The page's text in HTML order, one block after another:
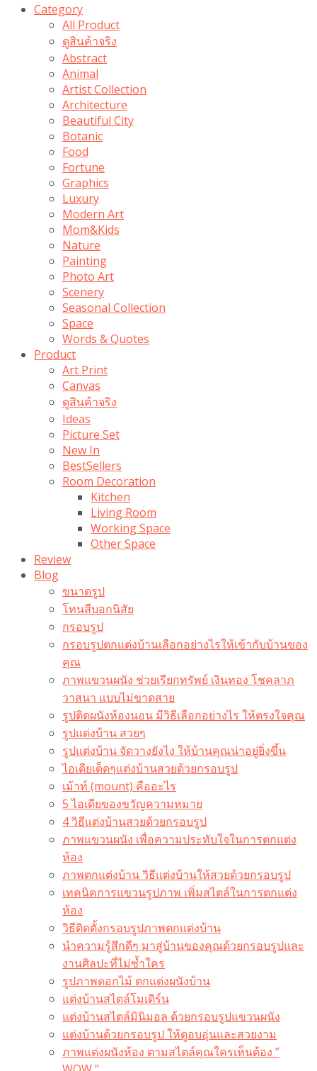
Category
All Product
ดูสินค้าจริง
Abstract
Animal
Artist Collection
Architecture
Beautiful City
Botanic
Food
Fortune
Graphics
Luxury
Modern Art
Mom&Kids
Nature
Painting
Photo Art
Scenery
Seasonal Collection
Space
Words & Quotes
Product
Art Print
Canvas
ดูสินค้าจริง
Ideas
Picture Set
New In
BestSellers
Room Decoration
Kitchen
Living Room
Working Space
Other Space
Review
Blog
ขนาดรูป
โทนสีบอกนิสัย
กรอบรูป
กรอบรูปตกแต่งบ้านเลือกอย่างไรให้เข้ากับบ้านของ
คุณ
ภาพแขวนผนัง ช่วยเรียกทรัพย์ เงินทอง โชคลาภ
วาสนา แบบไม่ขาดสาย
รูปติดผนังห้องนอน มีวิธีเลือกอย่างไร ให้ตรงใจคุณ
รูปแต่งบ้าน สวยๆ
รูปแต่งบ้าน จัดวางยังไง ให้บ้านคุณน่าอยู่ยิ่งขึ้น
ไอเดียเด็ดๆแต่งบ้านสวยด้วยกรอบรูป
เม้าท์ (mount) คืออะไร​
5 ไอเดียของขวัญความหมาย
4 วิธีแต่งบ้านสวยด้วยกรอบรูป
ภาพแขวนผนัง เพื่อความประทับใจในการตกแต่ง
ห้อง
ภาพตกแต่งบ้าน วิธีแต่งบ้านให้สวยด้วยกรอบรูป
เทคนิคการแขวนรูปภาพ เพิ่มสไตล์ในการตกแต่ง
ห้อง
วิธีติดตั้งกรอบรูปภาพตกแต่งบ้าน
นำความรู้สึกดีๆ มาสู่บ้านของคุณด้วยกรอบรูปและ
งานศิลปะที่ไม่ซ้ำใคร
รูปภาพดอกไม้ ตกแต่งผนังบ้าน
แต่งบ้านสไตล์โมเดิร์น
แต่งบ้านสไตล์มินิมอล ด้วยกรอบรูปแขวนผนัง
แต่งบ้านด้วยกรอบรูป ให้ดูอบอุ่นและสวยงาม
ภาพแต่งผนังห้อง ตามสไตล์คุณใครเห็นต้อง ”